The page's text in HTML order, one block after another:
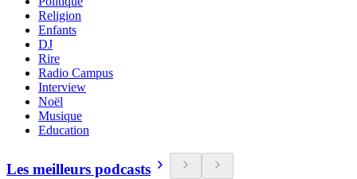
Religion
Enfants
DJ
Rire
Radio Campus
Interview
Noël
Musique
Education
Les meilleurs podcasts